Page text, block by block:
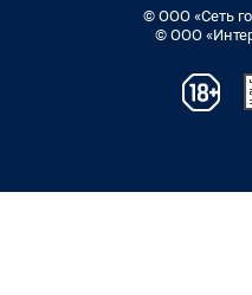
© ООО «Сеть
© ООО